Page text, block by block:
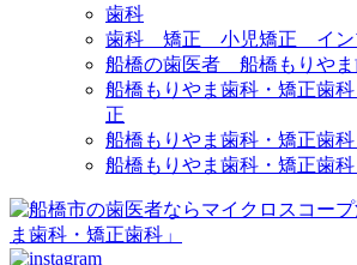
歯科
歯科 矯正 小児矯正 イン
船橋の歯医者 船橋もりやま
船橋もりやま歯科・矯正
正
船橋もりやま歯科・矯正歯
船橋もりやま歯科・矯正歯